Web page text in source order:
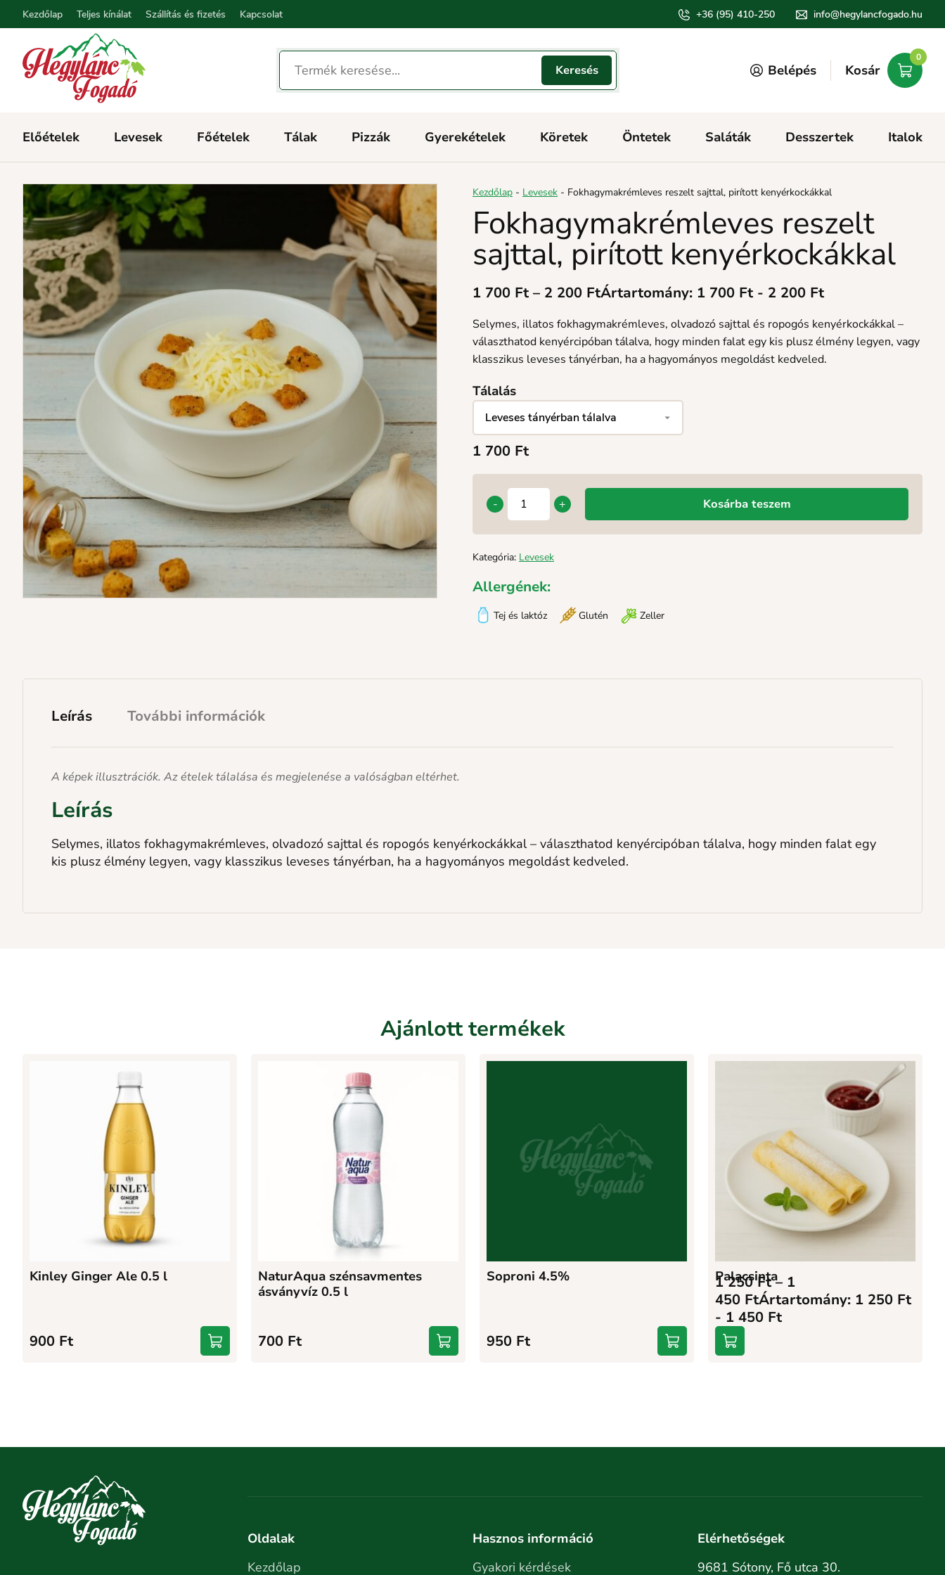
Kezdőlap Teljes kínálat Szállítás és fizetés Kapcsolat +36 (95) 410-250 info@hegylancfogado.hu
Belépés Kosár
0
Előételek Levesek Főételek Tálak Pizzák Gyerekételek Köretek Öntetek Saláták Desszertek Italok
Kezdőlap - Levesek - Fokhagymakrémleves reszelt sajttal, pirított kenyérkockákkal
Fokhagymakrémleves reszelt
sajttal, pirított kenyérkockákkal
1 700 Ft – 2 200 FtÁrtartomány: 1 700 Ft - 2 200 Ft
Selymes, illatos fokhagymakrémleves, olvadozó sajttal és ropogós kenyérkockákkal –
választhatod kenyércipóban tálalva, hogy minden falat egy kis plusz élmény legyen, vagy
klasszikus leveses tányérban, ha a hagyományos megoldást kedveled.
Tálalás
1 700 Ft
- + Kosárba teszem
Kategória: Levesek
Allergének:
Tej és laktóz Glutén Zeller
Leírás További információk
A képek illusztrációk. Az ételek tálalása és megjelenése a valóságban eltérhet.
Leírás
Selymes, illatos fokhagymakrémleves, olvadozó sajttal és ropogós kenyérkockákkal – választhatod kenyércipóban tálalva, hogy minden falat egy
kis plusz élmény legyen, vagy klasszikus leveses tányérban, ha a hagyományos megoldást kedveled.
Ajánlott termékek
Kinley Ginger Ale 0.5 l
900 Ft
NaturAqua szénsavmentes
ásványvíz 0.5 l
700 Ft
Soproni 4.5%
950 Ft
Palacsinta
1 250Ft – 1
450 FtÁrtartomány: 1 250 Ft
- 1 450 Ft
Oldalak
Kezdőlap
Hasznos információ
Gyakori kérdések
Elérhetőségek
9681 Sótony, Fő utca 30.